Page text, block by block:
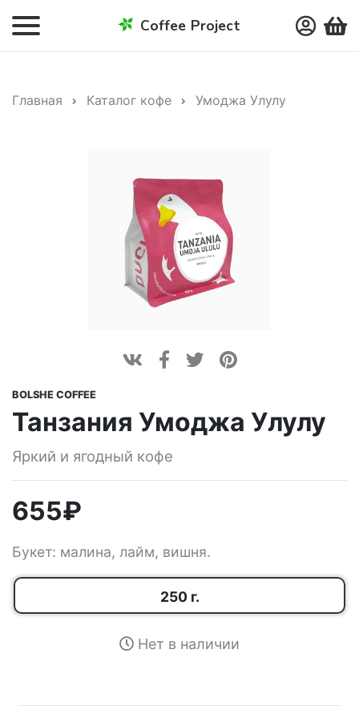
Coffee Project
Главная Каталог кофе Умоджа Улулу
BOLSHE COFFEE
Танзания Умоджа Улулу
Яркий и ягодный кофе
655₽
Букет: малина, лайм, вишня.
250 г.
Нет в наличии